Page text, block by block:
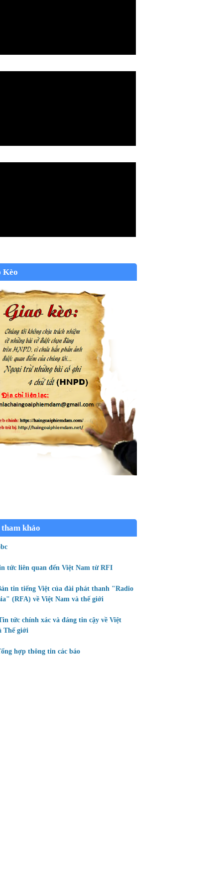
Kèo
tham khảo
tức liên quan đến Việt Nam từ RFI
tin tiếng Việt của đài phát thanh "Radio
(RFA) về Việt Nam và thế giới
tức chính xác và đáng tin cậy về Việt
Thế giới
hợp thông tin các báo